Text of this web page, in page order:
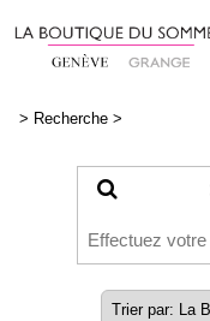
> Recherche >